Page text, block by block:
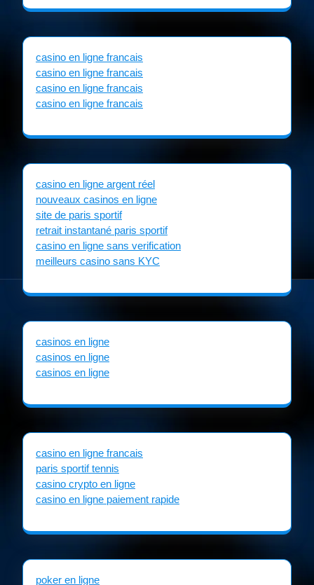
casino en ligne francais
casino en ligne francais
casino en ligne francais
casino en ligne francais
casino en ligne argent réel
nouveaux casinos en ligne
site de paris sportif
retrait instantané paris sportif
casino en ligne sans verification
meilleurs casino sans KYC
casinos en ligne
casinos en ligne
casinos en ligne
casino en ligne francais
paris sportif tennis
casino crypto en ligne
casino en ligne paiement rapide
poker en ligne